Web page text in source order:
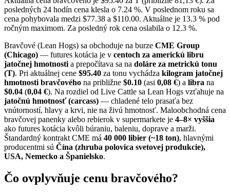
posledných 24 hodín cena klesla o 7.24 %. V poslednom roku sa
cena pohybovala medzi $77.38 a $110.00. Aktuálne je 13.3 % pod
ročným maximom. Za posledný rok cena oslabila o 12.3 %.
Bravčové (Lean Hogs) sa obchoduje na burze CME Group
(Chicago) — futures kotácia je v centoch za americkú libru
jatočnej hmotnostia prepočítava sa na doláre za metrickú tonu
(T). Pri aktuálnej cene $95.40 za tonu vychádza kilogram jatočnej
hmotnosti bravčového na približne $0.10 (asi 0,08 €) a libra na
$0.04 (0,04 €). Na rozdiel od Live Cattle sa Lean Hogs vzťahuje na
jatočnú hmotnosť (carcass) — chladené telo prasaťa bez
vnútorností, hlavy a krvi, nie na živú hmotnosť. Maloobchodná cena
bravčovej panenky alebo rebierok v supermarkete je 4–8× vyššia
ako futures kotácia kvôli búraniu, baleniu, doprave a marži.
Štandardný kontrakt CME má 40 000 libier (~18 ton), hlavnými
producentmi sú Čína (zhruba polovica svetovej produkcie),
USA, Nemecko a Španielsko.
Čo ovplyvňuje cenu bravčového?